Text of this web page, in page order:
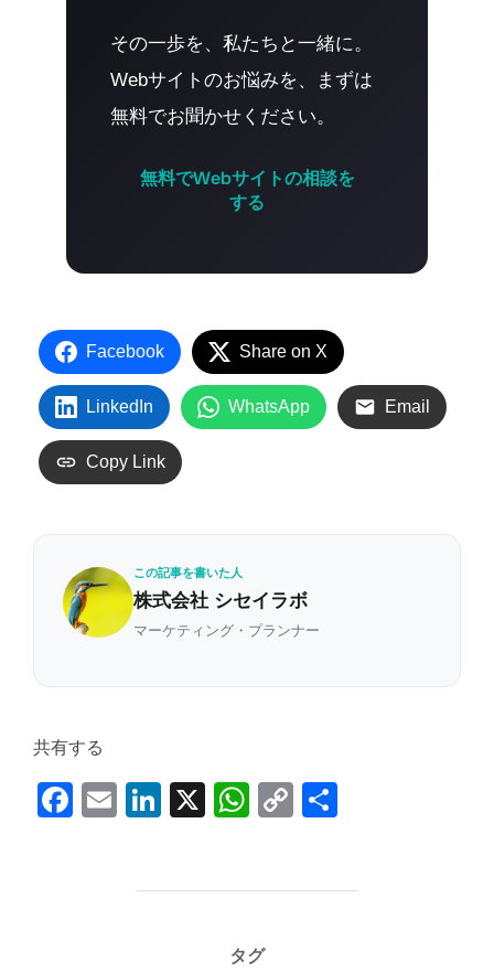
その一歩を、私たちと一緒に。
Webサイトのお悩みを、まずは
無料でお聞かせください。
無料でWebサイトの相談を
する
Facebook Share on X
LinkedIn WhatsApp Email
Copy Link
この記事を書いた人
株式会社 シセイラボ
マーケティング・プランナー
共有する
F
E
Li
X
W
A
C
タグ